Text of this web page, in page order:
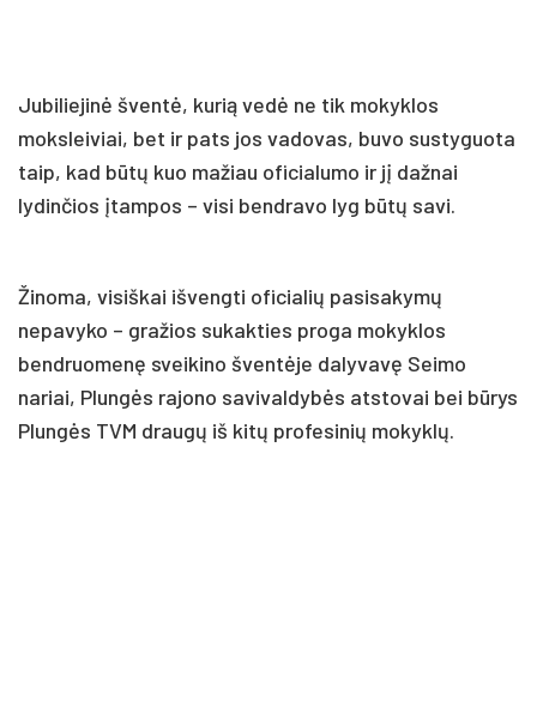
Jubiliejinė šventė, kurią vedė ne tik mokyklos
moksleiviai, bet ir pats jos vadovas, buvo sustyguota
taip, kad būtų kuo mažiau oficialumo ir jį dažnai
lydinčios įtampos – visi bendravo lyg būtų savi.
Žinoma, visiškai išvengti oficialių pasisakymų
nepavyko – gražios sukakties proga mokyklos
bendruomenę sveikino šventėje dalyvavę Seimo
nariai, Plungės rajono savivaldybės atstovai bei būrys
Plungės TVM draugų iš kitų profesinių mokyklų.